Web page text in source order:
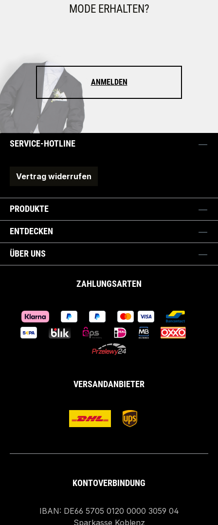
MODE ERHALTEN?
ANMELDEN
SERVICE-HOTLINE
Vertrag widerrufen
PRODUKTE
ENTDECKEN
ÜBER UNS
ZAHLUNGSARTEN
VERSANDANBIETER
KONTOVERBINDUNG
IBAN: DE66 5705 0120 0000 3059 04
Sparkasse Koblenz